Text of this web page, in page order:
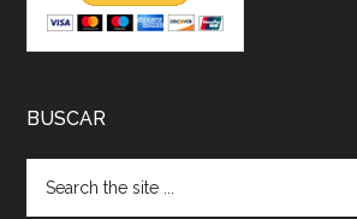
BUSCAR